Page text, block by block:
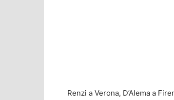
Renzi a Verona, D’Alema a